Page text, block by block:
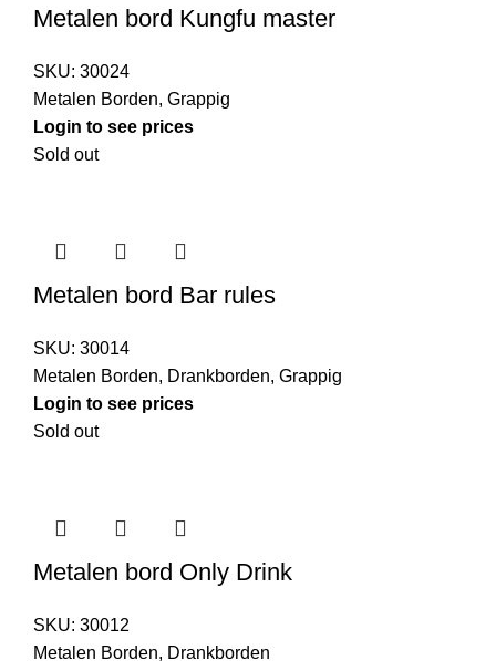
Metalen bord Kungfu master
SKU: 30024
Metalen Borden, Grappig
Login to see prices
Sold out
Metalen bord Bar rules
SKU: 30014
Metalen Borden, Drankborden, Grappig
Login to see prices
Sold out
Metalen bord Only Drink
SKU: 30012
Metalen Borden, Drankborden